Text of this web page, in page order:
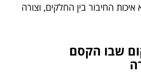
החיבור בין החלקים, וצורה
שבו הקסם